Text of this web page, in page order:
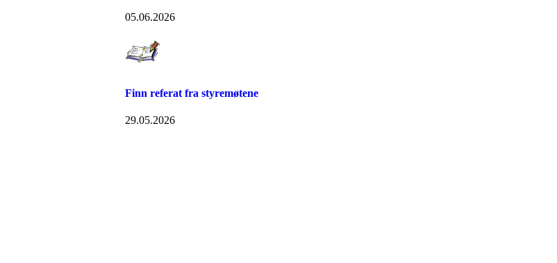
05.06.2026
Finn referat fra styremøtene
29.05.2026